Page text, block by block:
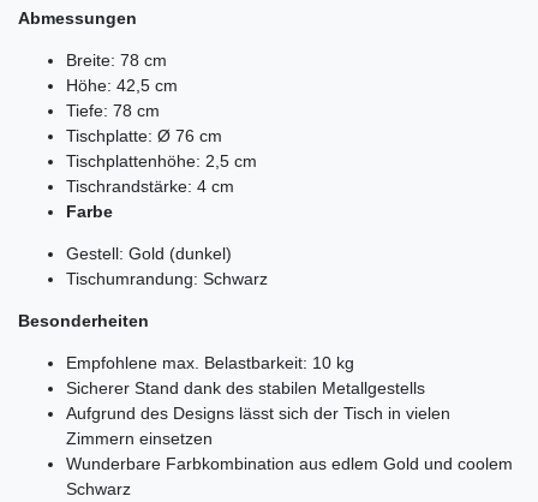
Abmessungen
Breite: 78 cm
Höhe: 42,5 cm
Tiefe: 78 cm
Tischplatte: Ø 76 cm
Tischplattenhöhe: 2,5 cm
Tischrandstärke: 4 cm
Farbe
Gestell: Gold (dunkel)
Tischumrandung: Schwarz
Besonderheiten
Empfohlene max. Belastbarkeit: 10 kg
Sicherer Stand dank des stabilen Metallgestells
Aufgrund des Designs lässt sich der Tisch in vielen
Zimmern einsetzen
Wunderbare Farbkombination aus edlem Gold und coolem
Schwarz